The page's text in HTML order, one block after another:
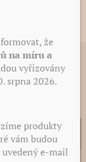
že
na míru a
vyřizovány
srpna 2026.
produkty
vám budou
uvedený e-mail